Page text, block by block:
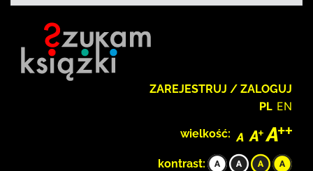
ZAREJESTRUJ / ZALOGUJ
PL EN
wielkość:
kontrast: